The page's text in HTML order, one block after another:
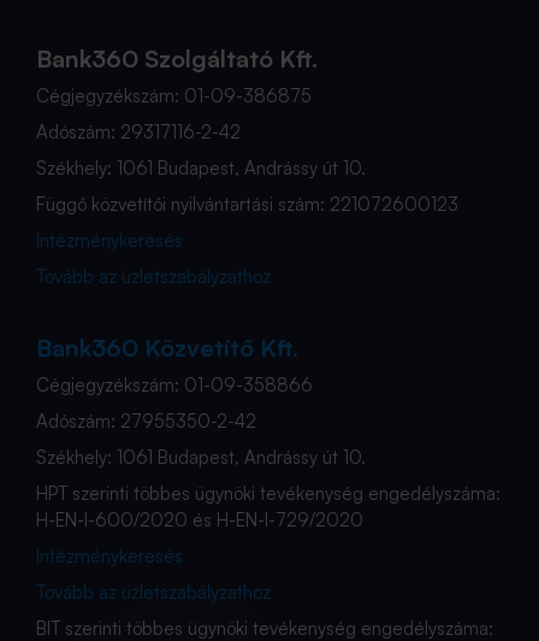
Bank360 Szolgáltató Kft.
Cégjegyzékszám: 01-09-386875
Adószám: 29317116-2-42
Székhely: 1061 Budapest, Andrássy út 10.
Függő közvetítői nyilvántartási szám: 221072600123
Intézménykeresés
Tovább az üzletszabályzathoz
Bank360 Közvetítő Kft.
Cégjegyzékszám: 01-09-358866
Adószám: 27955350-2-42
Székhely: 1061 Budapest, Andrássy út 10.
HPT szerinti többes ügynöki tevékenység engedélyszáma:
H-EN-I-600/2020 és H-EN-I-729/2020
Intézménykeresés
Tovább az üzletszabályzathoz
BIT szerinti többes ügynöki tevékenység engedélyszáma: